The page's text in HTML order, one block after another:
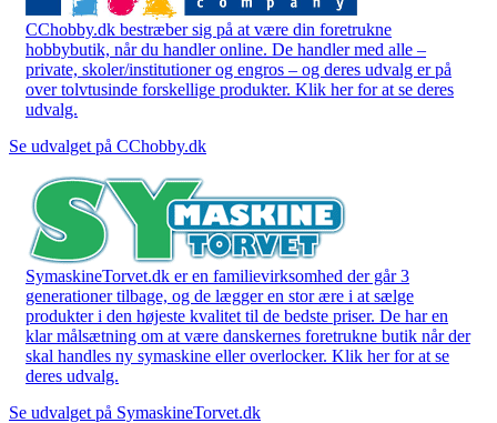
CChobby.dk bestræber sig på at være din foretrukne
hobbybutik, når du handler online. De handler med alle –
private, skoler/institutioner og engros – og deres udvalg er på
over tolvtusinde forskellige produkter. Klik her for at se deres
udvalg.
Se udvalget på CChobby.dk
SymaskineTorvet.dk er en familievirksomhed der går 3
generationer tilbage, og de lægger en stor ære i at sælge
produkter i den højeste kvalitet til de bedste priser. De har en
klar målsætning om at være danskernes foretrukne butik når der
skal handles ny symaskine eller overlocker. Klik her for at se
deres udvalg.
Se udvalget på SymaskineTorvet.dk